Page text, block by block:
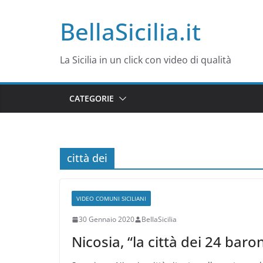
BellaSicilia.it
La Sicilia in un click con video di qualità
CATEGORIE
città dei
VIDEO COMUNI SICILIANI
30 Gennaio 2020 BellaSicilia
Nicosia, “la città dei 24